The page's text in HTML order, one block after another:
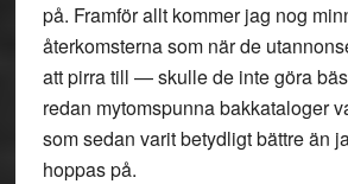
på. Framför allt kommer jag nog
återkomsterna som när de
att pirra till — skulle de inte göra
redan mytomspunna bakkataloger
som sedan varit betydligt bättre än
hoppas på.